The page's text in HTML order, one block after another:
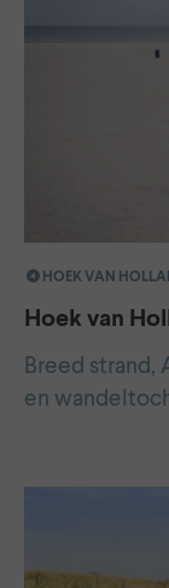
HOEK VAN
Hoek van
Breed
en